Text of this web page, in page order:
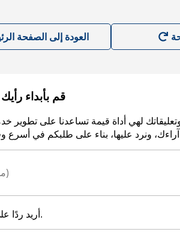
العودة إلى الصفحة
قم بأبداء
لهي أداة قيمة تساعدنا على تطوير
أريد ردًا على رأيي.